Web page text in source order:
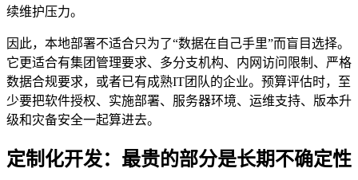
续维护压力。
因此，本地部署不适合只为了“数据在自己手里”而盲目选择。
它更适合有集团管理要求、多分支机构、内网访问限制、严格
数据合规要求，或者已有成熟IT团队的企业。预算评估时，至
少要把软件授权、实施部署、服务器环境、运维支持、版本升
级和灾备安全一起算进去。
定制化开发：最贵的部分是长期不确定性